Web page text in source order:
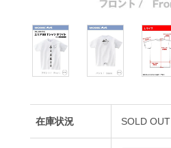
在庫状況 SOLD OUT